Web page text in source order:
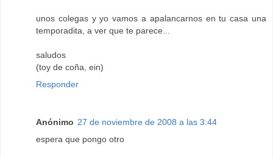
unos colegas y yo vamos a apalancarnos en tu casa una
temporadita, a ver que te parece...
saludos
(toy de coña, ein)
Responder
Anónimo 27 de noviembre de 2008 a las 3:44
espera que pongo otro